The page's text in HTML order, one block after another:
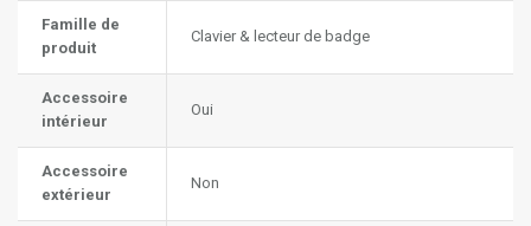
Famille de
produit
Clavier & lecteur de badge
Accessoire
intérieur
Oui
Accessoire
extérieur
Non